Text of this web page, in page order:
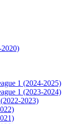
1 (2024-2025)
1 (2023-2024)
2023)